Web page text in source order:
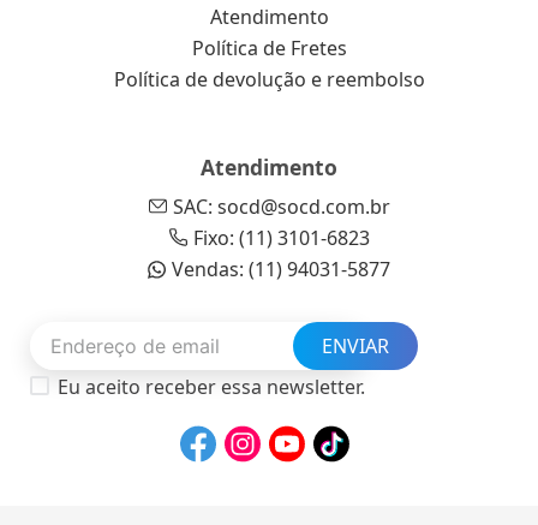
Atendimento
Política de Fretes
Política de devolução e reembolso
Atendimento
SAC: socd@socd.com.br
Fixo: (11) 3101-6823
Vendas: (11) 94031-5877
ENVIAR
Eu aceito receber essa newsletter.